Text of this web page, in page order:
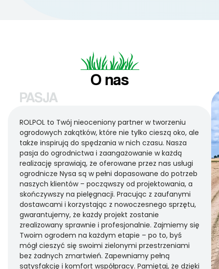
O nas
PASJA
ROLPOL to Twój nieoceniony partner w tworzeniu
ogrodowych zakątków, które nie tylko cieszą oko, ale
także inspirują do spędzania w nich czasu. Nasza
pasja do ogrodnictwa i zaangażowanie w każdą
realizację sprawiają, że oferowane przez nas usługi
ogrodnicze Nysa są w pełni dopasowane do potrzeb
naszych klientów – począwszy od projektowania, a
skończywszy na pielęgnacji. Pracując z zaufanymi
dostawcami i korzystając z nowoczesnego sprzętu,
gwarantujemy, że każdy projekt zostanie
zrealizowany sprawnie i profesjonalnie. Zajmiemy się
Twoim ogrodem na każdym etapie – po to, byś
mógł cieszyć się swoimi zielonymi przestrzeniami
bez żadnych zmartwień. Zapewniamy pełną
satysfakcję i komfort współpracy. Pamiętaj, że dzięki